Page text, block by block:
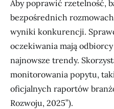
Aby poprawić rzetelność,
bezpośrednich
wyniki konkurencji.
oczekiwania mają
najnowsze trendy.
monitorowania popytu,
oficjalnych raportów
Rozwoju, 2025”).